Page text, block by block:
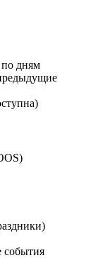
дням
события